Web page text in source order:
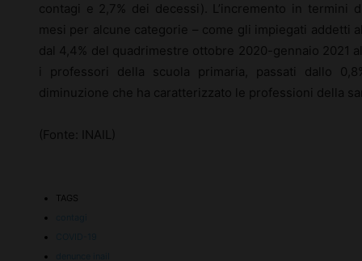
contagi e 2,7% dei decessi). L’incremento in termini
mesi per alcune categorie – come gli impiegati addetti
dal 4,4% del quadrimestre ottobre 2020-gennaio 2021
i professori della scuola primaria, passati dallo
diminuzione che ha caratterizzato le professioni della
(Fonte: INAIL)
TAGS